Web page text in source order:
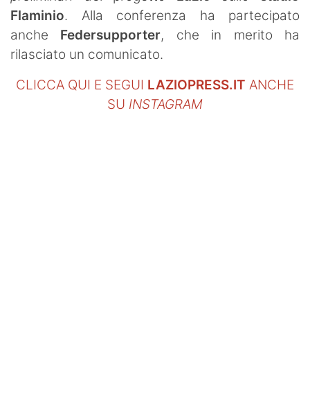
Flaminio. Alla conferenza ha partecipato
anche Federsupporter, che in merito ha
rilasciato un comunicato.
CLICCA QUI E SEGUI LAZIOPRESS.IT ANCHE
SU INSTAGRAM